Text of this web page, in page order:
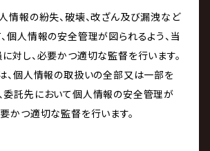
情報の紛失、破壊、改ざん及び漏洩など
個人情報の安全管理が図られるよう、当
対し、必要かつ適切な監督を行います。
は、個人情報の取扱いの全部又は一部を
委託先において個人情報の安全管理が
かつ適切な監督を行います。